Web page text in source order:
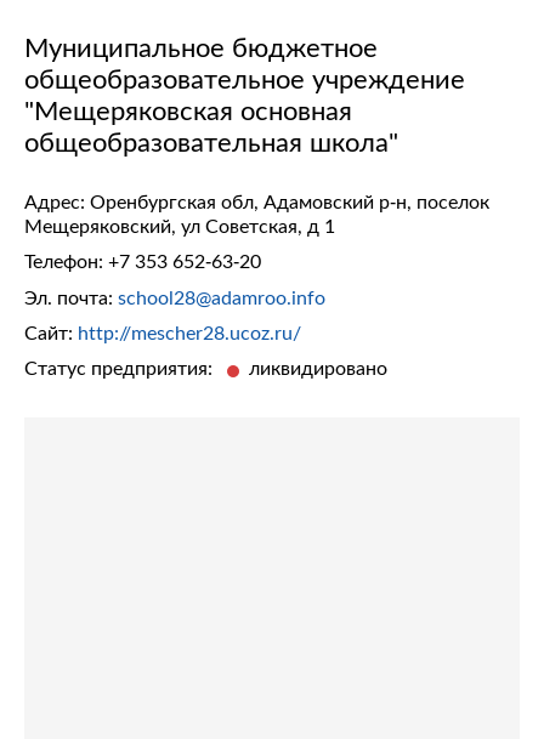
Муниципальное бюджетное
общеобразовательное учреждение
"Мещеряковская основная
общеобразовательная школа"
Адрес: Оренбургская обл, Адамовский р-н, поселок
Мещеряковский, ул Советская, д 1
Телефон: +7 353 652-63-20
Эл. почта: school28@adamroo.info
Сайт: http://mescher28.ucoz.ru/
Статус предприятия:
ликвидировано